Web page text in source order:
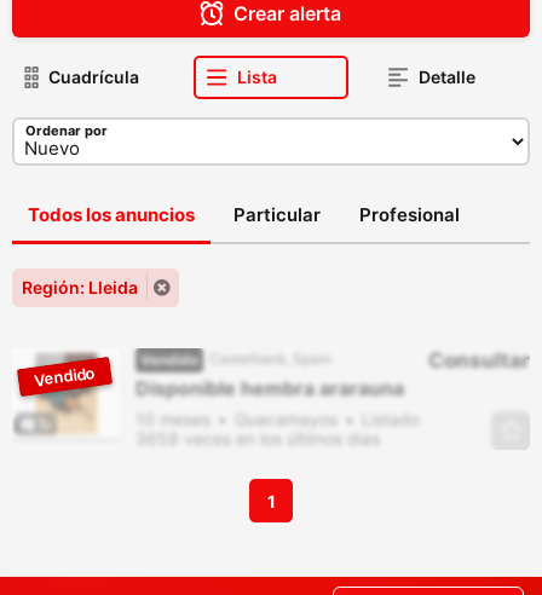
Crear alerta
Cuadrícula Lista Detalle
Ordenar por
Todos los anuncios Particular Profesional
Región: Lleida
Vendido Castellserà, Spain
Disponible hembra ararauna
10 meses Guacamayos
Listado
3658 veces en los últimos dias
Consultar
1